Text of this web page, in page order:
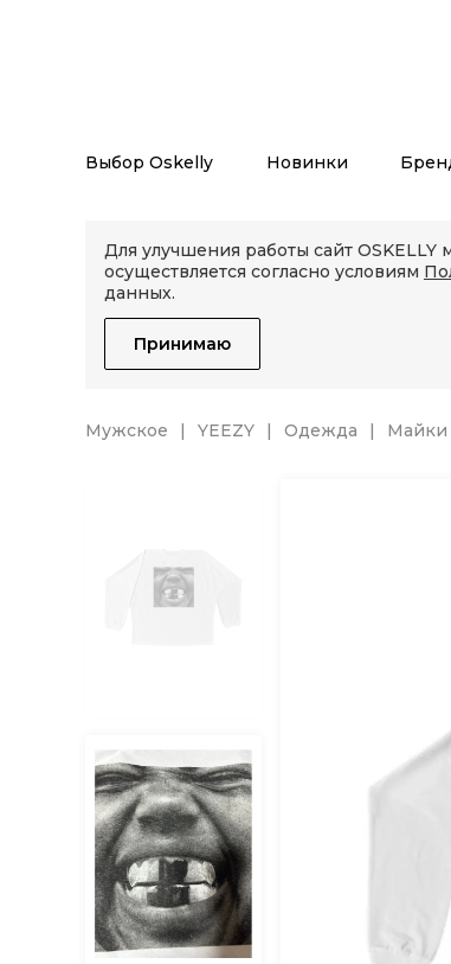
Выбор Oskelly Новинки
Для улучшения работы сайт
осуществляется согласно условиям
данных.
Принимаю
Мужское YEEZY Одежда Майки